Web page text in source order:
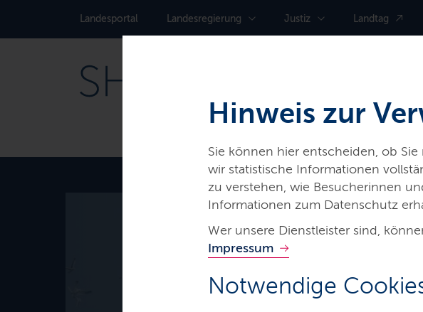
Hinweis zur
Sie können hier entscheiden, ob
wir statistische Informationen
zu verstehen, wie Besucherinnen
Informationen zum Datenschutz
Wer unsere Dienstleister sind,
Impressum
Notwendige
Landes­portal Landes­regierung Justiz Landtag
Fischerei